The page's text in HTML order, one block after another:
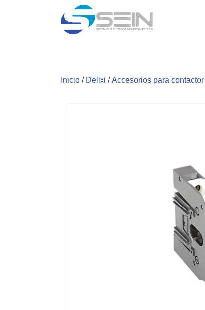
Inicio / Delixi /Accesorios para contactor